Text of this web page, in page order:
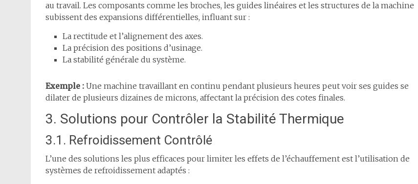
au travail. Les composants comme les broches, les guides linéaires et les structures de la machine
subissent des expansions différentielles, influant sur :
La rectitude et l’alignement des axes.
La précision des positions d’usinage.
La stabilité générale du système.
Exemple : Une machine travaillant en continu pendant plusieurs heures peut voir ses guides se
dilater de plusieurs dizaines de microns, affectant la précision des cotes finales.
3. Solutions pour Contrôler la Stabilité Thermique
3.1. Refroidissement Contrôlé
L’une des solutions les plus efficaces pour limiter les effets de l’échauffement est l’utilisation de
systèmes de refroidissement adaptés :